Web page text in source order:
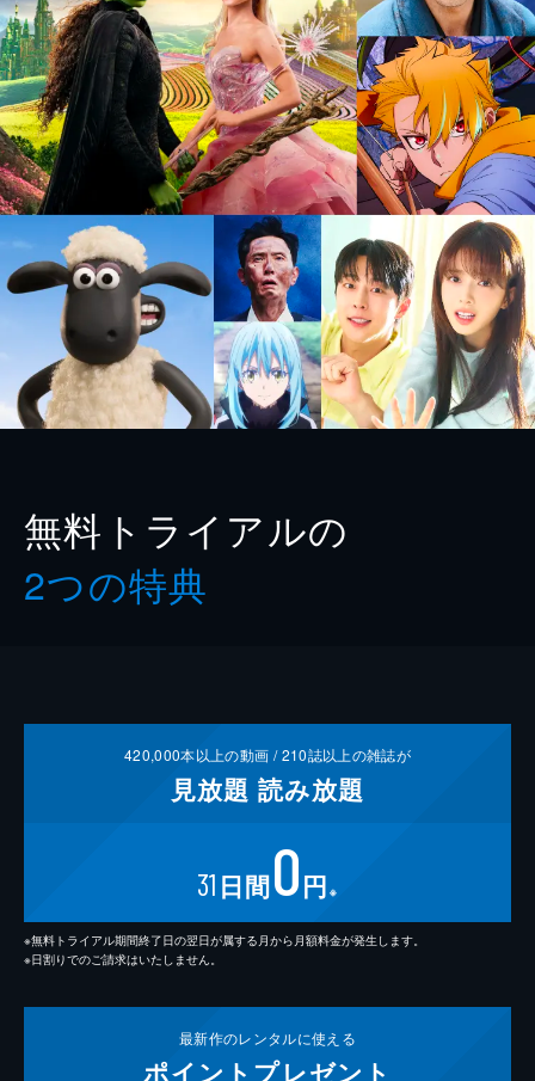
無料トライアルの
2つの特典
420,000本以上の動画 /210誌以上の雑誌が
見放題 読み放題
31 日間0円 ※
※無料トライアル期間終了日の翌日が属する月から月額料金が発生します。
※日割りでのご請求はいたしません。
最新作のレンタルに使える
ポイント プレゼント